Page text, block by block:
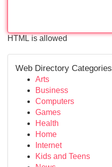
HTML is allowed
Web Directory Categories
Arts
Business
Computers
Games
Health
Home
Internet
Kids and Teens